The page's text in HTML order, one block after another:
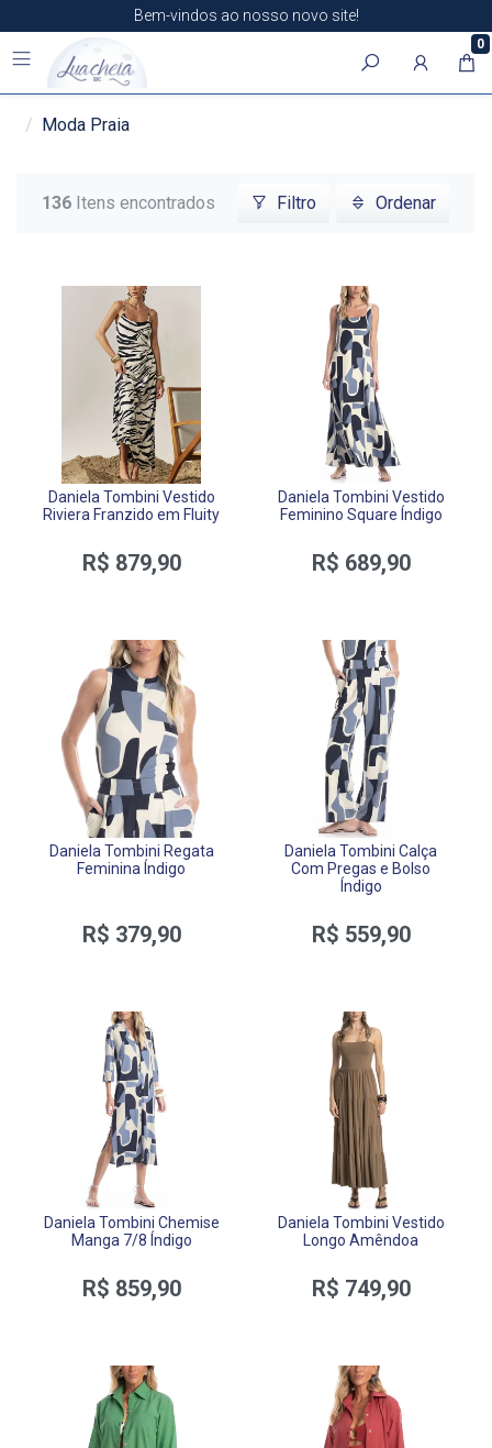
Bem-vindos ao nosso novo site!
0
Moda Praia
136 Itens encontrados Filtro Ordenar
Daniela Tombini Vestido
Riviera Franzido em Fluity
R$ 879,90
Daniela Tombini Vestido
Feminino Square Índigo
R$ 689,90
Daniela Tombini Regata
Feminina Índigo
R$ 379,90
Daniela Tombini Calça
Com Pregas e Bolso
Índigo
R$ 559,90
Daniela Tombini Chemise
Manga 7/8 Índigo
R$ 859,90
Daniela Tombini Vestido
Longo Amêndoa
R$ 749,90